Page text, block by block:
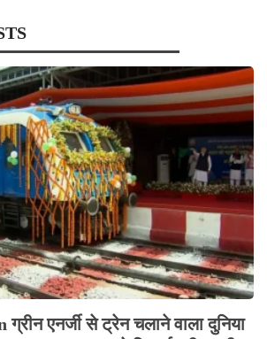
एनर्जी से ट्रेन चलाने वाला दुनिया